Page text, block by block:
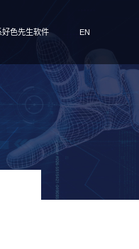
好色先生软件 EN